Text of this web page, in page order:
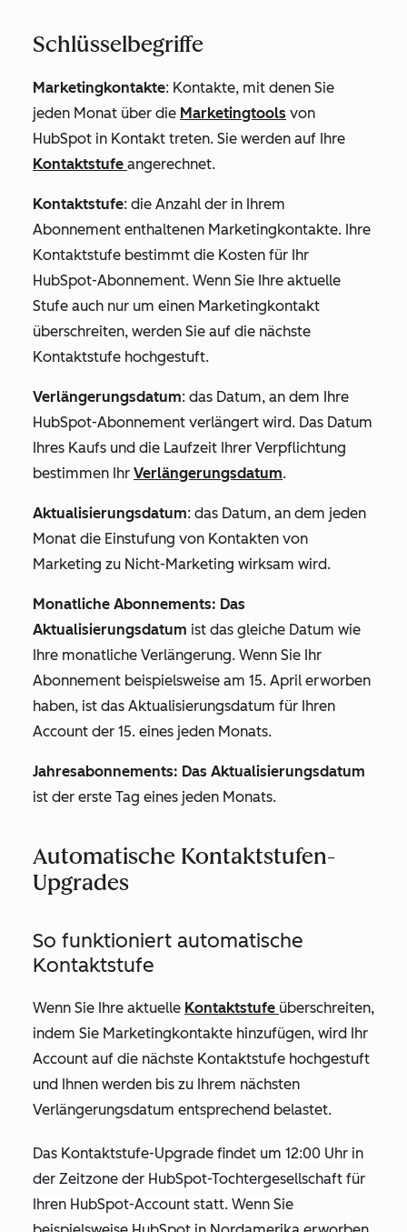
Schlüsselbegriffe
Marketingkontakte: Kontakte, mit denen Sie
jeden Monat über die Marketingtools von
HubSpot in Kontakt treten. Sie werden auf Ihre
Kontaktstufe angerechnet.
Kontaktstufe: die Anzahl der in Ihrem
Abonnement enthaltenen Marketingkontakte. Ihre
Kontaktstufe bestimmt die Kosten für Ihr
HubSpot-Abonnement. Wenn Sie Ihre aktuelle
Stufe auch nur um einen Marketingkontakt
überschreiten, werden Sie auf die nächste
Kontaktstufe hochgestuft.
Verlängerungsdatum: das Datum, an dem Ihre
HubSpot-Abonnement verlängert wird. Das Datum
Ihres Kaufs und die Laufzeit Ihrer Verpflichtung
bestimmen Ihr Verlängerungsdatum.
Aktualisierungsdatum: das Datum, an dem jeden
Monat die Einstufung von Kontakten von
Marketing zu Nicht-Marketing wirksam wird.
Monatliche Abonnements: Das
Aktualisierungsdatum ist das gleiche Datum wie
Ihre monatliche Verlängerung. Wenn Sie Ihr
Abonnement beispielsweise am 15. April erworben
haben, ist das Aktualisierungsdatum für Ihren
Account der 15. eines jeden Monats.
Jahresabonnements: Das Aktualisierungsdatum
ist der erste Tag eines jeden Monats.
Automatische Kontaktstufen-
Upgrades
So funktioniert automatische
Kontaktstufe
Wenn Sie Ihre aktuelle Kontaktstufe überschreiten,
indem Sie Marketingkontakte hinzufügen, wird Ihr
Account auf die nächste Kontaktstufe hochgestuft
und Ihnen werden bis zu Ihrem nächsten
Verlängerungsdatum entsprechend belastet.
Das Kontaktstufe-Upgrade findet um 12:00 Uhr in
der Zeitzone der HubSpot-Tochtergesellschaft für
Ihren HubSpot-Account statt. Wenn Sie